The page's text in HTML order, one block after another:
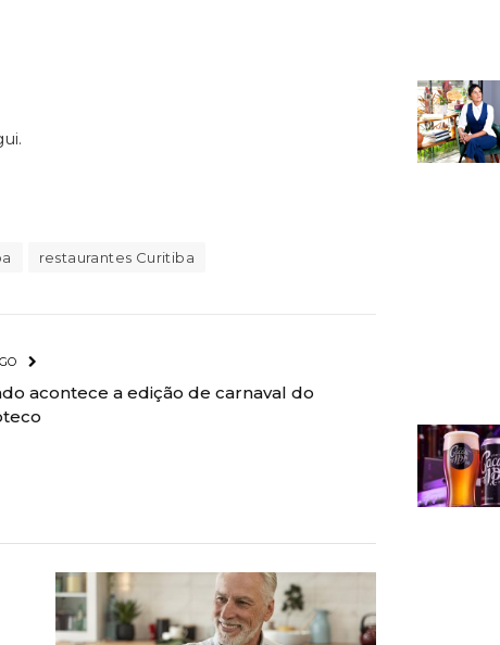
restaurantes Curitiba
acontece a edição de carnaval do